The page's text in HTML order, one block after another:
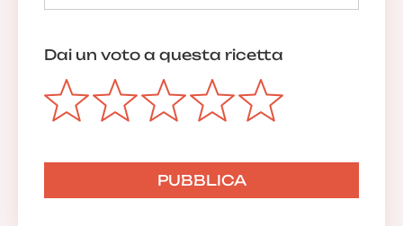
Dai un voto a questa ricetta